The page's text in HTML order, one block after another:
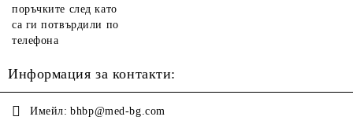
поръчките след като
са ги потвърдили по
телефона
Информация за контакти:
Имейл: bhbp@med-bg.com